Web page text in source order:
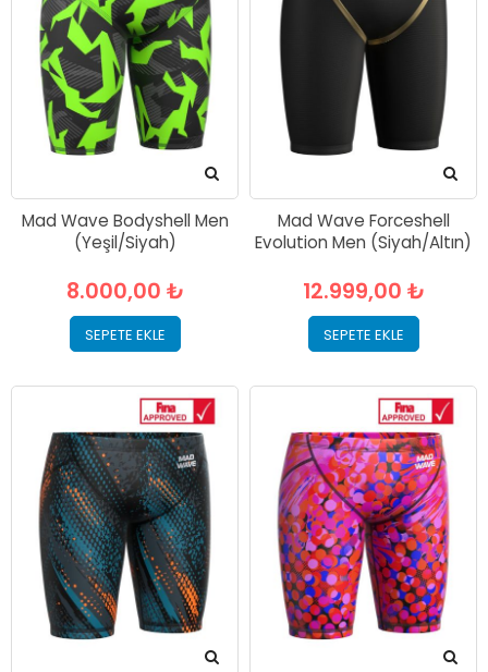
Mad Wave Bodyshell Men
(Yeşil/Siyah)
8.000,00 ₺
SEPETE EKLE
Mad Wave Forceshell
Evolution Men (Siyah/Altın)
12.999,00 ₺
SEPETE EKLE